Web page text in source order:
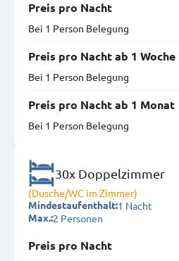
Preis pro Nacht
Bei 1 Person Belegung
Preis pro Nacht ab 1 Woche
Bei 1 Person Belegung
Preis pro Nacht ab 1 Monat
Bei 1 Person Belegung
30x Doppelzimmer
(Dusche/WC im Zimmer)
Mindestaufenthalt:1 Nacht
Max.:2 Personen
Preis pro Nacht